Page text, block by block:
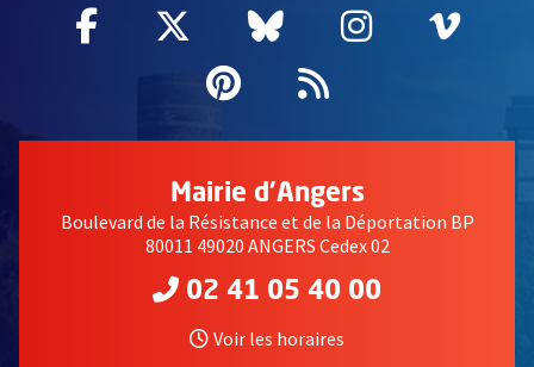
Facebook
, Ouvre une nouvelle fenêtre
Twitter
, Ouvre une nouvelle
Bluesky
, Ouvre une
Instagram
, Ouvre
,
Pinterest
, Ouvre une
Flux RSS
Mairie d'Angers
Boulevard de la Résistance et de la Déportation BP
80011 49020 ANGERS Cedex 02
02 41 05 40 00
Voir les horaires